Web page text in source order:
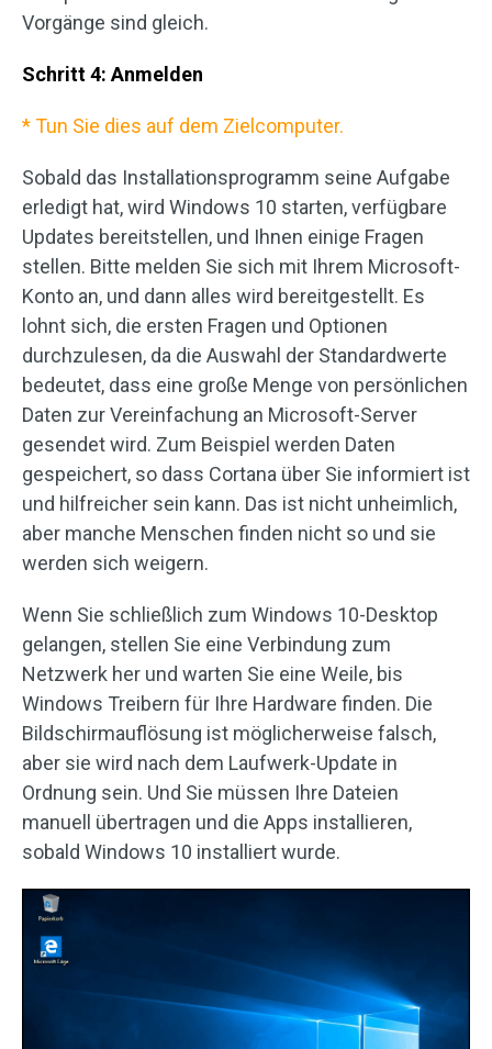
Vorgänge sind gleich.
Schritt 4: Anmelden
* Tun Sie dies auf dem Zielcomputer.
Sobald das Installationsprogramm seine Aufgabe
erledigt hat, wird Windows 10 starten, verfügbare
Updates bereitstellen, und Ihnen einige Fragen
stellen. Bitte melden Sie sich mit Ihrem Microsoft-
Konto an, und dann alles wird bereitgestellt. Es
lohnt sich, die ersten Fragen und Optionen
durchzulesen, da die Auswahl der Standardwerte
bedeutet, dass eine große Menge von persönlichen
Daten zur Vereinfachung an Microsoft-Server
gesendet wird. Zum Beispiel werden Daten
gespeichert, so dass Cortana über Sie informiert ist
und hilfreicher sein kann. Das ist nicht unheimlich,
aber manche Menschen finden nicht so und sie
werden sich weigern.
Wenn Sie schließlich zum Windows 10-Desktop
gelangen, stellen Sie eine Verbindung zum
Netzwerk her und warten Sie eine Weile, bis
Windows Treibern für Ihre Hardware finden. Die
Bildschirmauflösung ist möglicherweise falsch,
aber sie wird nach dem Laufwerk-Update in
Ordnung sein. Und Sie müssen Ihre Dateien
manuell übertragen und die Apps installieren,
sobald Windows 10 installiert wurde.